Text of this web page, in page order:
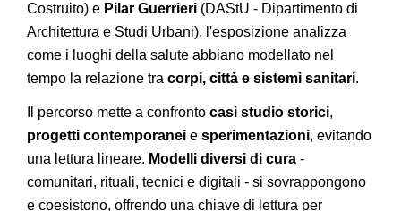
Costruito) e Pilar Guerrieri (DAStU - Dipartimento di
Architettura e Studi Urbani), l'esposizione analizza
come i luoghi della salute abbiano modellato nel
tempo la relazione tra corpi, città e sistemi sanitari.
Il percorso mette a confronto casi studio storici,
progetti contemporanei e sperimentazioni, evitando
una lettura lineare. Modelli diversi di cura -
comunitari, rituali, tecnici e digitali - si sovrappongono
e coesistono, offrendo una chiave di lettura per